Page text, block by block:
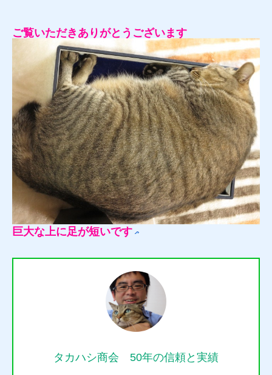
ご覧いただきありがとうございます
巨大な上に足が短いです
タカハシ商会 50年の信頼と実績